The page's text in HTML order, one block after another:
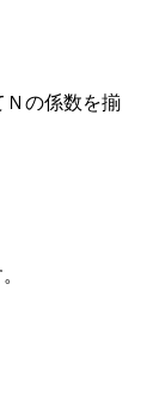
Ｎの係数を揃